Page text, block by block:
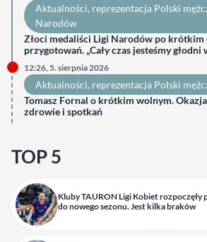
Aktualności, reprezentacja Polski
Narodów
Złoci medaliści Ligi Narodów po
przygotowań. „Cały czas jesteśmy głodni
12:26, 5. sierpnia 2026
Aktualności, reprezentacja Polski
Tomasz Fornal o krótkim wolnym.
zdrowie i spotkań
TOP 5
Kluby TAURON Ligi Kobiet rozpoczęły
do nowego sezonu. Jest kilka braków